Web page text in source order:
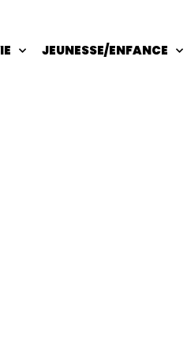
JEUNESSE/ENFANCE